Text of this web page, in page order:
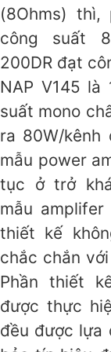
(8Ohms) thì,
công suất
200DR đạt
NAP V145
suất mono
ra 80W/kênh
mẫu power
tục ở trở
mẫu
thiết kế
chắc chắn
Phần thiết
được thực
đều được lựa